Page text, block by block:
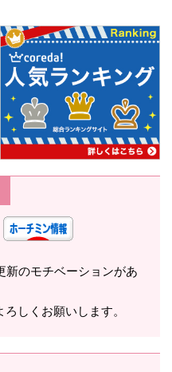
新のモチベーションがあ
しくお願いします。